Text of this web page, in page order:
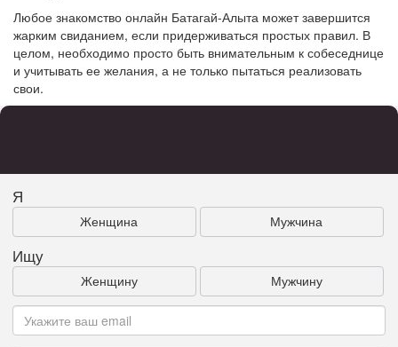
Любое знакомство онлайн Батагай-Алыта может завершится
жарким свиданием, если придерживаться простых правил. В
целом, необходимо просто быть внимательным к собеседнице
и учитывать ее желания, а не только пытаться реализовать
свои.
Я
Женщина Мужчина
Ищу
Женщину Мужчину